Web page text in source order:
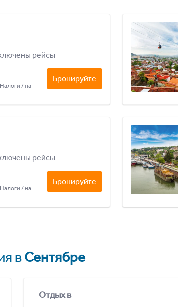
рейсы
/ на
Бронируйте
рейсы
/ на
Бронируйте
вСентябре
Отдых в